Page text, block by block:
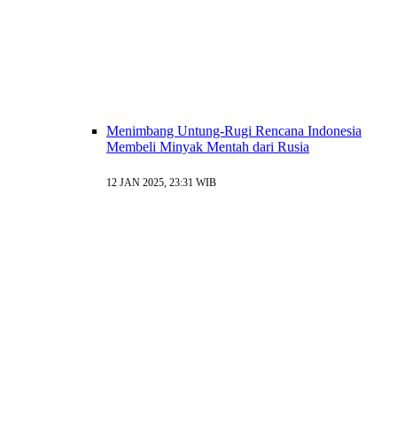
Menimbang Untung-Rugi Rencana Indonesia
Membeli Minyak Mentah dari Rusia
12 JAN 2025, 23:31 WIB